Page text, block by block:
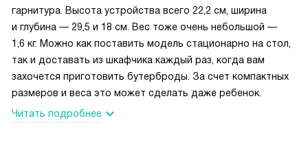
гарнитура. Высота устройства всего 22,2 см, ширина
и глубина — 29,5 и 18 см. Вес тоже очень небольшой —
1,6 кг. Можно как поставить модель стационарно на стол,
так и доставать из шкафчика каждый раз, когда вам
захочется приготовить бутерброды. За счет компактных
размеров и веса это может сделать даже ребенок.
Читать подробнее